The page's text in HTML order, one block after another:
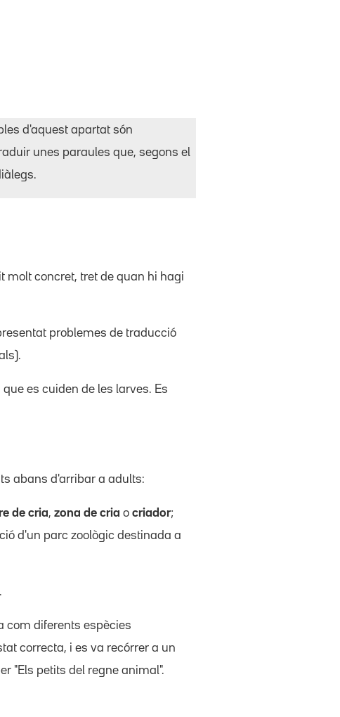
d'aquest apartat són
unes paraules que, segons el
molt concret, tret de quan hi hagi
problemes de traducció
es cuiden de les larves. Es
abans d'arribar a adults:
de cria, zona de cria o criador;
d'un parc zoològic destinada a
com diferents espècies
correcta, i es va recórrer a un
"Els petits del regne animal".